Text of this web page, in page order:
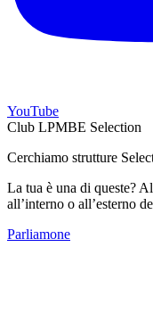
YouTube
Club LPMBE Selection
Cerchiamo strutture
La tua è una di queste?
all’interno o all’esterno
Parliamone